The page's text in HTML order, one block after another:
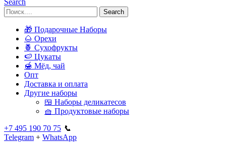
Search
Search
🎁 Подарочные Наборы
🌰 Орехи
🍍 Сухофрукты
🍉 Цукаты
🍯 Мёд, чай
Опт
Доставка и оплата
Другие наборы
🍱 Наборы деликатесов
🧺 Продуктовые наборы
+7 495 190 70 75 📞
Telegram + WhatsApp